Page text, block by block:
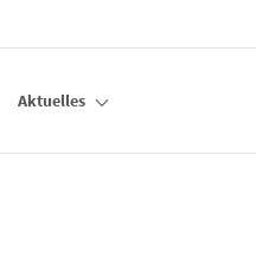
Aktuelles